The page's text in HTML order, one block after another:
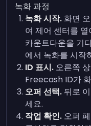
녹화 과정
녹화 시작. 화면
여 제어 센터를
카운트다운을 기
에서 녹화를 시작
ID 표시. 오른쪽
Freecash ID가
오퍼 선택. 뒤로
세요.
작업 확인. 오퍼